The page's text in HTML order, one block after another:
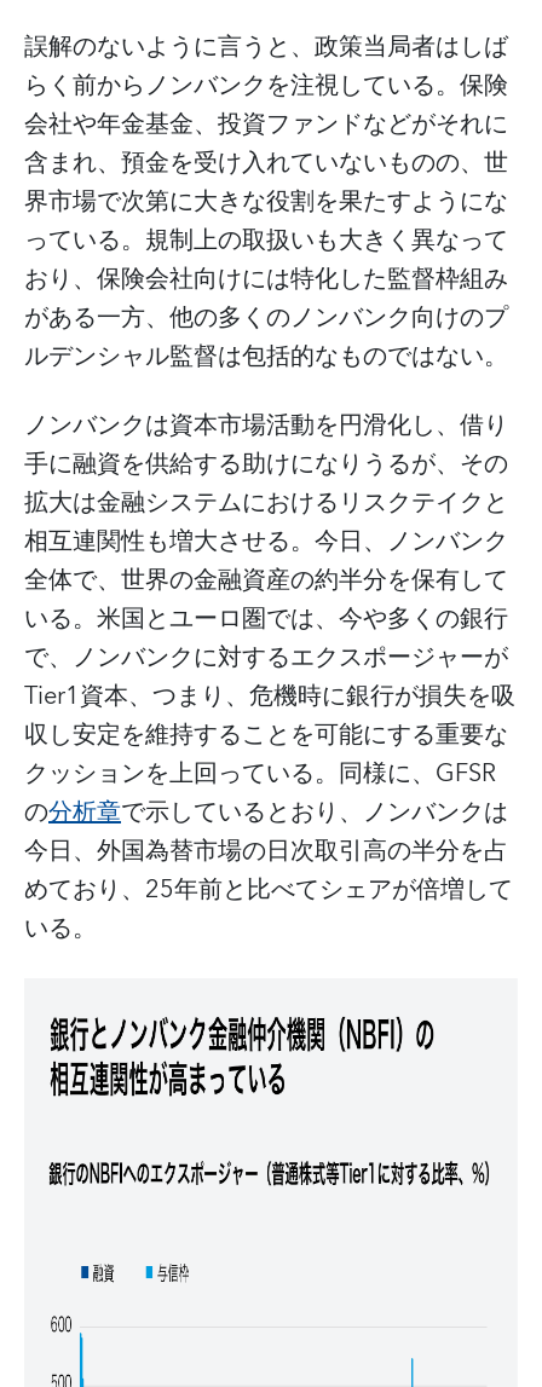
誤解のないように言うと、政策当局者はしば
らく前からノンバンクを注視している。保険
会社や年金基金、投資ファンドなどがそれに
含まれ、預金を受け入れていないものの、世
界市場で次第に大きな役割を果たすようにな
っている。規制上の取扱いも大きく異なって
おり、保険会社向けには特化した監督枠組み
がある一方、他の多くのノンバンク向けのプ
ルデンシャル監督は包括的なものではない。
ノンバンクは資本市場活動を円滑化し、借り
手に融資を供給する助けになりうるが、その
拡大は金融システムにおけるリスクテイクと
相互連関性も増大させる。今日、ノンバンク
全体で、世界の金融資産の約半分を保有して
いる。米国とユーロ圏では、今や多くの銀行
で、ノンバンクに対するエクスポージャーが
Tier1資本、つまり、危機時に銀行が損失を吸
収し安定を維持することを可能にする重要な
クッションを上回っている。同様に、GFSR
の分析章で示しているとおり、ノンバンクは
今日、外国為替市場の日次取引高の半分を占
めており、25年前と比べてシェアが倍増して
いる。